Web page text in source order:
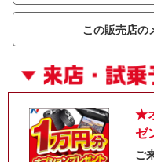
この販売店の
★
ゼ
ご